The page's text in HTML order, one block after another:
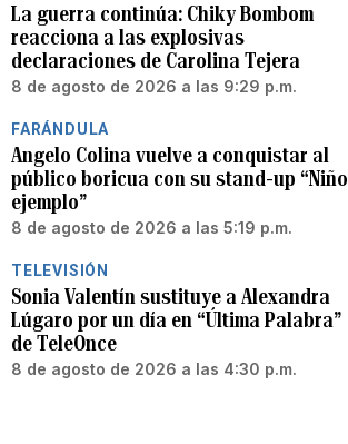
La guerra continúa: Chiky Bombom
reacciona a las explosivas
declaraciones de Carolina Tejera
8 de agosto de 2026 a las 9:29 p.m.
FARÁNDULA
Angelo Colina vuelve a conquistar al
público boricua con su stand-up “Niño
ejemplo”
8 de agosto de 2026 a las 5:19 p.m.
TELEVISIÓN
Sonia Valentín sustituye a Alexandra
Lúgaro por un día en “Última Palabra”
de TeleOnce
8 de agosto de 2026 a las 4:30 p.m.